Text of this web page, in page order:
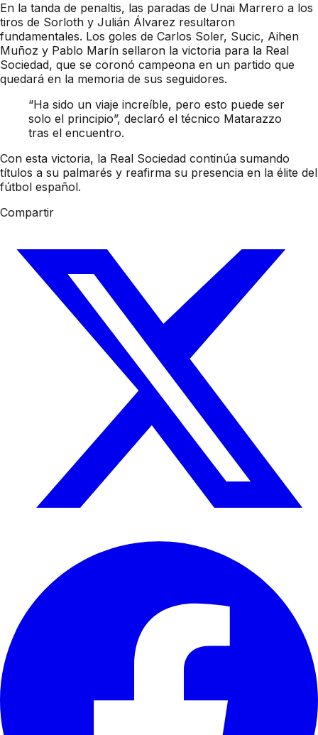
En la tanda de penaltis, las paradas de Unai Marrero a los
tiros de Sorloth y Julián Álvarez resultaron
fundamentales. Los goles de Carlos Soler, Sucic, Aihen
Muñoz y Pablo Marín sellaron la victoria para la Real
Sociedad, que se coronó campeona en un partido que
quedará en la memoria de sus seguidores.
“Ha sido un viaje increíble, pero esto puede ser
solo el principio”, declaró el técnico Matarazzo
tras el encuentro.
Con esta victoria, la Real Sociedad continúa sumando
títulos a su palmarés y reafirma su presencia en la élite del
fútbol español.
Compartir